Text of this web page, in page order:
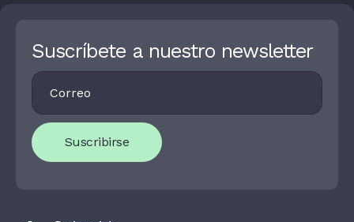
Suscríbete a nuestro newsletter
Footer
Newsletter
Suscribirse
I
O
U
A
R